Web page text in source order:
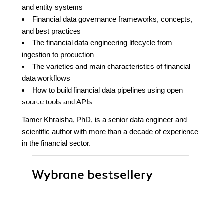
and entity systems
Financial data governance frameworks, concepts,
and best practices
The financial data engineering lifecycle from
ingestion to production
The varieties and main characteristics of financial
data workflows
How to build financial data pipelines using open
source tools and APIs
Tamer Khraisha, PhD, is a senior data engineer and
scientific author with more than a decade of experience
in the financial sector.
Wybrane bestsellery